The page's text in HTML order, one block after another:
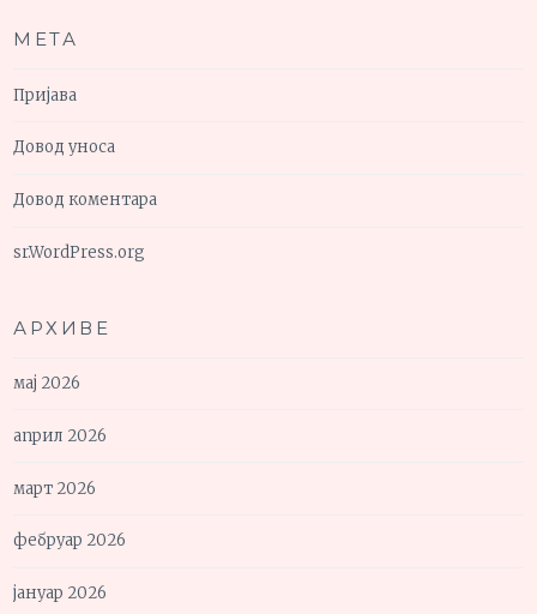
МЕТА
Пријава
Довод уноса
Довод коментара
sr.WordPress.org
АРХИВЕ
мај 2026
април 2026
март 2026
фебруар 2026
јануар 2026